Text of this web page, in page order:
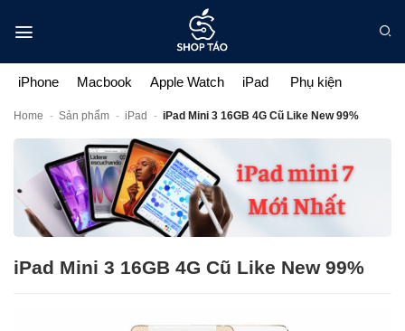
qua
iPhone Macbook Apple Watch iPad Phụ kiện
Home - Sản phẩm - iPad - iPad Mini 3 16GB 4G Cũ Like New 99%
iPad Mini 3 16GB 4G Cũ Like New 99%